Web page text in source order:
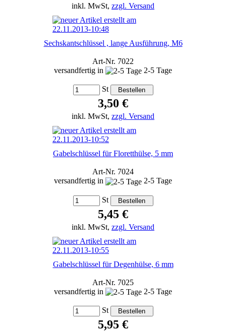
inkl. MwSt, zzgl. Versand
Sechskantschlüssel , lange Ausführung, M6
Art-Nr. 7022
versandfertig in
2-5 Tage
St
3,50 €
inkl. MwSt, zzgl. Versand
Gabelschlüssel für Floretthülse, 5 mm
Art-Nr. 7024
versandfertig in
2-5 Tage
St
5,45 €
inkl. MwSt, zzgl. Versand
Gabelschlüssel für Degenhülse, 6 mm
Art-Nr. 7025
versandfertig in
2-5 Tage
St
5,95 €